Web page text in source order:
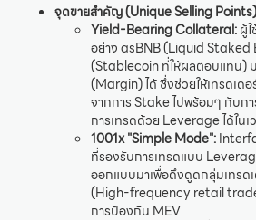
จุดขายสำคัญ (Unique Selling
Yield-Bearing Collateral:ผู้
อย่าง asBNB (Liquid Staked
(Stablecoin ที่ให้ผลตอบแทน)
(Margin) ได้ ซึ่งช่วยให้เทรดเด
จากการ Stake ไปพร้อมๆ กับก
การเทรดด้วย Leverage ได้ในเ
1001x "Simple Mode":
ที่รองรับการเทรดแบบ
ออกแบบมาเพื่อดึงดูดกลุ่มเทรด
(High-frequency retail
การป้องกัน MEV